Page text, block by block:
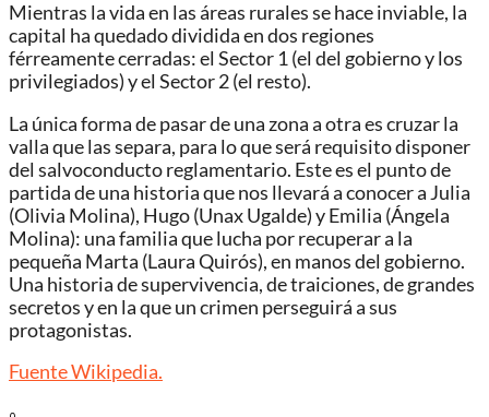
Mientras la vida en las áreas rurales se hace inviable, la
capital ha quedado dividida en dos regiones
férreamente cerradas: el Sector 1 (el del gobierno y los
privilegiados) y el Sector 2 (el resto).
La única forma de pasar de una zona a otra es cruzar la
valla que las separa, para lo que será requisito disponer
del salvoconducto reglamentario. Este es el punto de
partida de una historia que nos llevará a conocer a Julia
(Olivia Molina), Hugo (Unax Ugalde) y Emilia (Ángela
Molina): una familia que lucha por recuperar a la
pequeña Marta (Laura Quirós), en manos del gobierno.
Una historia de supervivencia, de traiciones, de grandes
secretos y en la que un crimen perseguirá a sus
protagonistas.
Fuente Wikipedia.